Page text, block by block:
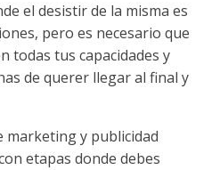
el desistir de la misma es
pero es necesario que
todas tus capacidades y
de querer llegar al final y
marketing y publicidad
etapas donde debes